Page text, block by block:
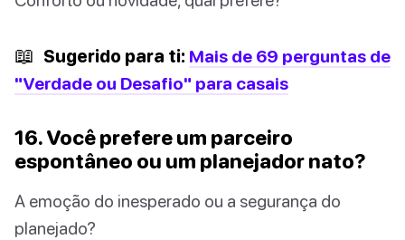
📖 Sugerido para ti: Mais de 69 perguntas de
"Verdade ou Desafio" para casais
16. Você prefere um parceiro
espontâneo ou um planejador nato?
A emoção do inesperado ou a segurança do
planejado?